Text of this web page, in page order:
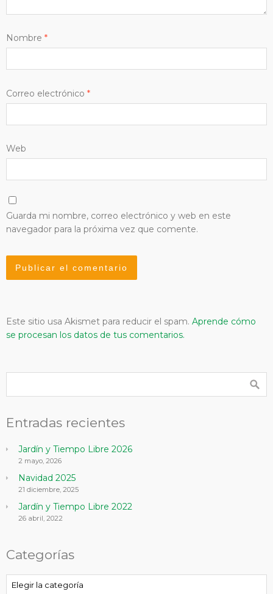
Nombre *
Correo electrónico *
Web
Guarda mi nombre, correo electrónico y web en este
navegador para la próxima vez que comente.
Este sitio usa Akismet para reducir el spam. Aprende cómo
se procesan los datos de tus comentarios.
Entradas recientes
Jardín y Tiempo Libre 2026
2 mayo, 2026
Navidad 2025
21 diciembre, 2025
Jardín y Tiempo Libre 2022
26 abril, 2022
Categorías
Categorías